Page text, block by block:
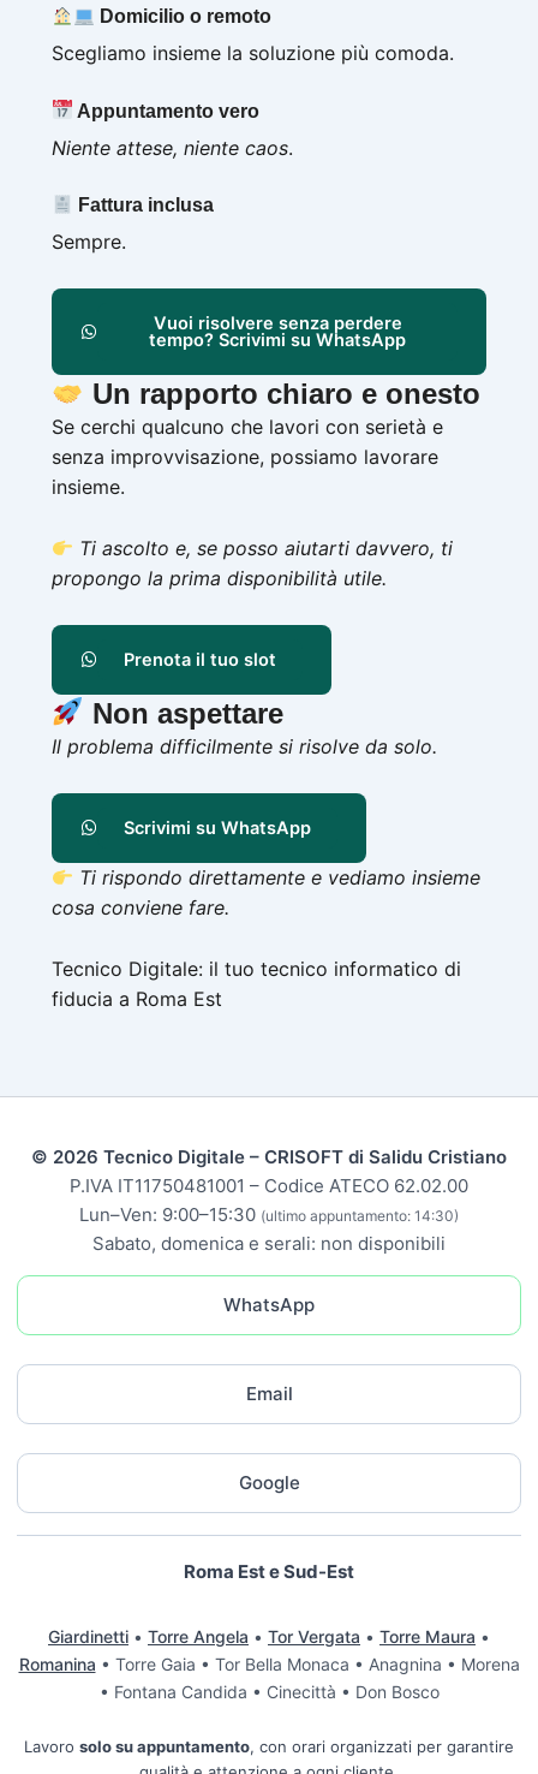
Domicilio o remoto
Scegliamo insieme la soluzione più comoda.
Appuntamento vero
Niente attese, niente caos.
Fattura inclusa
Sempre.
Vuoi risolvere senza perdere
tempo? Scrivimi su WhatsApp
Un rapporto chiaro e onesto
Se cerchi qualcuno che lavori con serietà e
senza improvvisazione, possiamo lavorare
insieme.
Ti ascolto e, se posso aiutarti davvero, ti
propongo la prima disponibilità utile.
Prenota il tuo slot
Non aspettare
Il problema difficilmente si risolve da solo.
Scrivimi su WhatsApp
Ti rispondo direttamente e vediamo insieme
cosa conviene fare.
Tecnico Digitale: il tuo tecnico informatico di
fiducia a Roma Est
© 2026 Tecnico Digitale – CRISOFT di Salidu Cristiano
P.IVA IT11750481001 – Codice ATECO 62.02.00
Lun–Ven: 9:00–15:30 (ultimo appuntamento: 14:30)
Sabato, domenica e serali: non disponibili
WhatsApp
Email
Google
Roma Est e Sud-Est
Giardinetti • Torre Angela • Tor Vergata • Torre Maura •
Romanina • Torre Gaia • Tor Bella Monaca • Anagnina • Morena
• Fontana Candida • Cinecittà • Don Bosco
Lavoro solo su appuntamento, con orari organizzati per garantire